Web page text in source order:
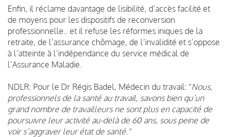
Enfin, il réclame davantage de lisibilité, d’accès facilité et
de moyens pour les dispositifs de reconversion
professionnelle.. et il refuse les réformes iniques de la
retraite, de l’assurance chômage, de l’invalidité et s’oppose
à l’atteinte à l’indépendance du service médical de
l’Assurance Maladie.
NDLR: Pour le Dr Régis Badel, Médecin du travail: "Nous,
professionnels de la santé au travail, savons bien qu’un
grand nombre de travailleurs ne sont plus en capacité de
poursuivre leur activité au-delà de 60 ans, sous peine de
voir s’aggraver leur état de santé."